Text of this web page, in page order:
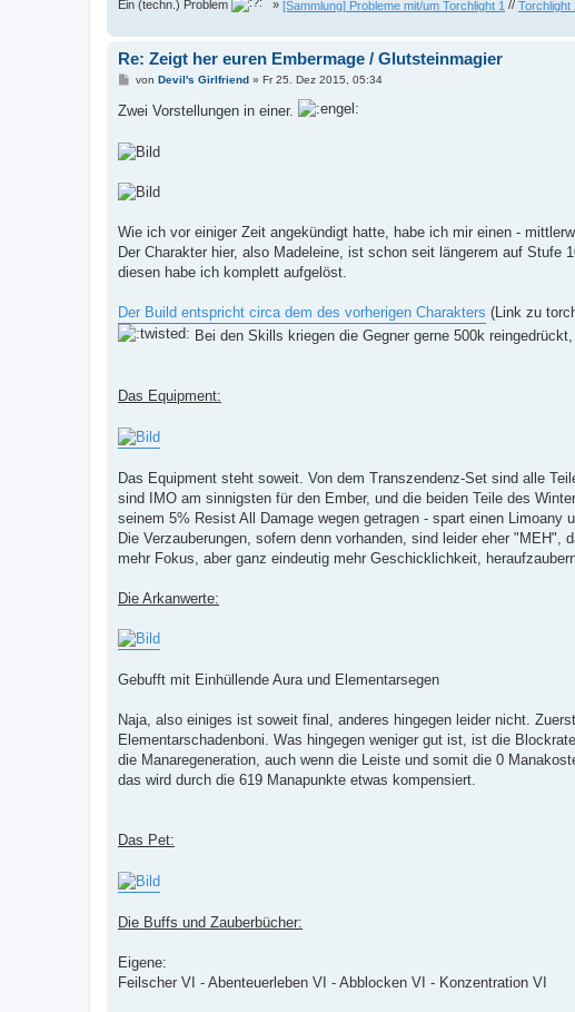
Ein (techn.) Problem
» [Sammlung] Probleme mit/um Torchlight 1 // Torchlight
Re: Zeigt her euren Embermage / Glutsteinmagier
B
t
a
g
von Devil's Girlfriend» Fr 25. Dez 2015, 05:34
Zwei Vorstellungen in einer.
Wie ich vor einiger Zeit angekündigt hatte, habe ich mir einen -
Der Charakter hier, also Madeleine, ist schon seit längerem auf
diesen habe ich komplett aufgelöst.
Der Build entspricht circa dem des vorherigen Charakters (Link zu
Bei den Skills kriegen die Gegner gerne 500k
Das Equipment:
Das Equipment steht soweit. Von dem Transzendenz-Set sind alle
sind IMO am sinnigsten für den Ember, und die beiden Teile des
seinem 5% Resist All Damage wegen getragen - spart einen
Die Verzauberungen, sofern denn vorhanden, sind leider eher
mehr Fokus, aber ganz eindeutig mehr Geschicklichkeit,
Die Arkanwerte:
Gebufft mit Einhüllende Aura und Elementarsegen
Naja, also einiges ist soweit final, anderes hingegen leider nicht.
Elementarschadenboni. Was hingegen weniger gut ist, ist die
die Manaregeneration, auch wenn die Leiste und somit die 0
das wird durch die 619 Manapunkte etwas kompensiert.
Das Pet:
Die Buffs und Zauberbücher:
Eigene:
Feilscher VI - Abenteuerleben VI - Abblocken VI - Konzentration VI